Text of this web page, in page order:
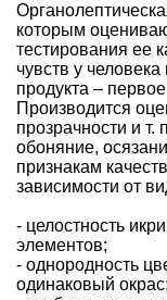
которым
тестирования ее
чувств у
продукта –
Производится
прозрачности и т.
обоняние,
признакам
зависимости от
- целостность
элементов;
- однородность
одинаковый окрас;